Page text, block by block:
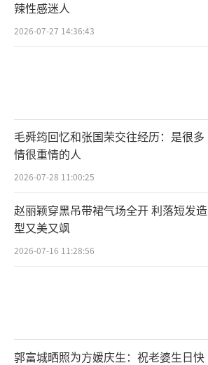
辣性感迷人
2026-07-27 14:36:43
毛舜筠回忆和张国荣交往经历：是很多
情很重情的人
2026-07-28 11:00:25
赵丽颖穿黑吊带裙气场全开 利落短发造
型又美又飒
2026-07-16 11:28:56
郭富城晒照为方媛庆生：祝老婆生日快